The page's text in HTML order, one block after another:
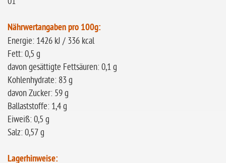
Nährwertangaben pro 100g:
Energie: 1426 kJ / 336 kcal
Fett: 0,5 g
davon gesättigte Fettsäuren: 0,1 g
Kohlenhydrate: 83 g
davon Zucker: 59 g
Ballaststoffe: 1,4 g
Eiweiß: 0,5 g
Salz: 0,57 g
Lagerhinweise: